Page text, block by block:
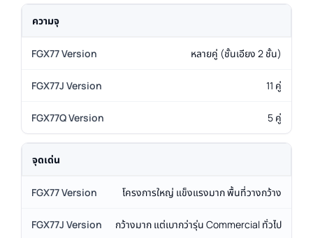
ความจุ
หลายคู่ (ชั้นเอียง 2 ชั้น)
11 คู่
5 คู่
จุดเด่น
โครงการใหญ่ แข็งแรงมาก พื้นที่วางกว้าง
กว้างมาก แต่เบากว่ารุ่น Commercial ทั่วไป